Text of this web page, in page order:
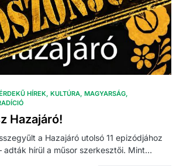
HÍREK KULTÚRA MAGYARSÁG
Hazajáró!
a Hazajáró utolsó 11 epizódjához
adták hírül a műsor szerkesztői. Mint…